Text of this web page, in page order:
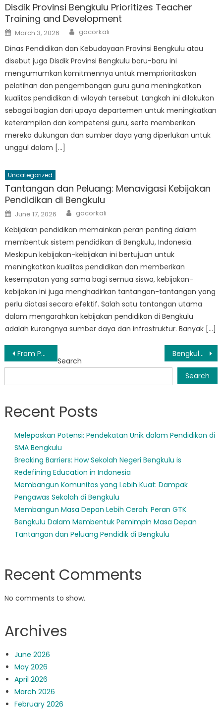
Disdik Provinsi Bengkulu Prioritizes Teacher
Training and Development
Posted
on
March 3, 2026 Author
gacorkali
Dinas Pendidikan dan Kebudayaan Provinsi Bengkulu atau
disebut juga Disdik Provinsi Bengkulu baru-baru ini
mengumumkan komitmennya untuk memprioritaskan
pelatihan dan pengembangan guru guna meningkatkan
kualitas pendidikan di wilayah tersebut. Langkah ini dilakukan
sebagai bagian dari upaya departemen untuk meningkatkan
keterampilan dan kompetensi guru, serta memberikan
mereka dukungan dan sumber daya yang diperlukan untuk
unggul dalam […]
Uncategorized
Tantangan dan Peluang: Menavigasi Kebijakan
Pendidikan di Bengkulu
Posted
on
June 17, 2026 Author
gacorkali
Kebijakan pendidikan memainkan peran penting dalam
membentuk sistem pendidikan di Bengkulu, Indonesia.
Meskipun kebijakan-kebijakan ini bertujuan untuk
meningkatkan kualitas pendidikan dan memberikan
kesempatan yang sama bagi semua siswa, kebijakan-
kebijakan ini juga menghadirkan tantangan-tantangan yang
perlu diatasi secara efektif. Salah satu tantangan utama
dalam mengarahkan kebijakan pendidikan di Bengkulu
adalah kurangnya sumber daya dan infrastruktur. Banyak […]
Post
navigation
From Policy to Practice: How Layanan Disdik Bengkulu is Changing the Education Landscape Bengkulu Memimpin dalam Mempromosikan Praktik Pendidikan Inklusif
Search
Search
Recent Posts
Melepaskan Potensi: Pendekatan Unik dalam Pendidikan di
SMA Bengkulu
Breaking Barriers: How Sekolah Negeri Bengkulu is
Redefining Education in Indonesia
Membangun Komunitas yang Lebih Kuat: Dampak
Pengawas Sekolah di Bengkulu
Membangun Masa Depan Lebih Cerah: Peran GTK
Bengkulu Dalam Membentuk Pemimpin Masa Depan
Tantangan dan Peluang Pendidik di Bengkulu
Recent Comments
No comments to show.
Archives
June 2026
May 2026
April 2026
March 2026
February 2026